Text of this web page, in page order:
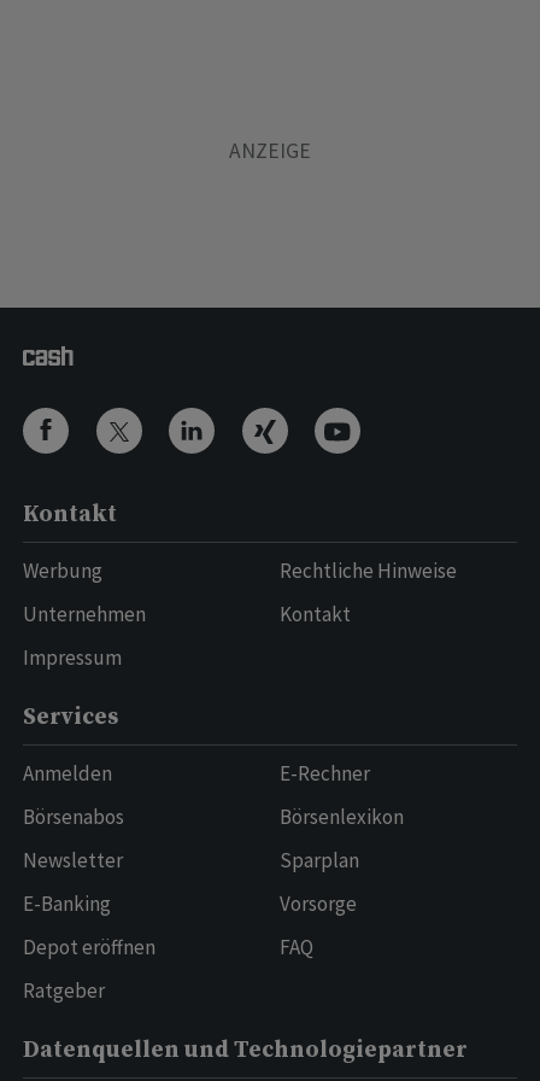
Kontakt
Werbung
Unternehmen
Impressum
Rechtliche Hinweise
Kontakt
Services
Anmelden
Börsenabos
Newsletter
E-Banking
Depot eröffnen
Ratgeber
E-Rechner
Börsenlexikon
Sparplan
Vorsorge
FAQ
Datenquellen und Technologiepartner